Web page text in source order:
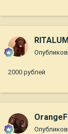
2000 рублей